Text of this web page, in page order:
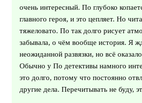
очень интересный. По глубоко
главного героя, и это цепляет. Но
тяжеловато. По так долго рисует
забывала, о чём вообще история. Я
неожиданной развязки, но всё
Обычно у По детективы намного
это долго, потому что постоянно
другие дела. Перечитывать не буду,